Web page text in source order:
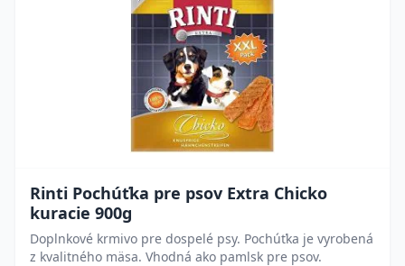
Rinti Pochúťka pre psov Extra Chicko
kuracie 900g
Doplnkové krmivo pre dospelé psy. Pochúťka je vyrobená
z kvalitného mäsa. Vhodná ako pamlsk pre psov.